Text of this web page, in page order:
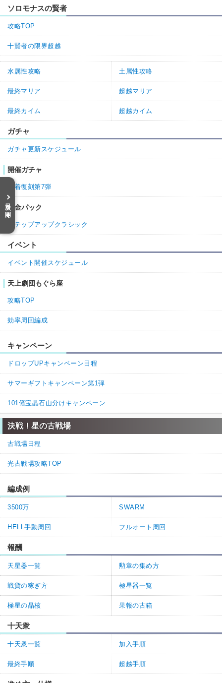
最後に、パラゾニウムはヒット数予兆対策で奥義追撃が有用
である点には変わりなく、今後のマルチボスによっては評価
があがる可能性が充分ありえる武器だと考えています。
今後とも神ゲー攻略をよろしくお願いいたします。
9. 中級者
教えてください。ニ凸パラゾニウムあるのですがヒヒ１個入れるの
はありでしょうか?
0 0
10. グラブル攻略班＠神ゲー攻略
>>9
パラゾニウムは使い道がある武器なので、選択肢の1つとし
てはありです
自分の武器状況次第で入れる価値は変動するので、凸したパ
ラゾがどのバトルや編成に組み込めるかを一度考えてみると
いいかもしれません
例：ハルマル短剣の武器4本達成を短剣で行うなど
以下の闇ダマスカス記事も凸判断の参考にして頂ければと思
6%E3%83%AB/%E3%82%A2%E3%82%A4%E3%83%86%E
3%83%A0/%E3%83%AC%E3%82%A2%E3%82%A2%E3%8
E%E3%82%B9%E3%82%AB%E3%82%B9%E9%97%87.ht
返信
7. 名無しさん
最適解ケル銃2本はソロソロ消した方が良さそうです
返信(1)
8. グラブル攻略班＠神ゲー攻略
>>7
コメントありがとうございます。
該当箇所の修正を行いました。
今後とも神ゲー攻略をよろしくお願いします。
6. グラブル攻略班＠神ゲー攻略 通報
コメントありがとうございます。リンク先を修正しました。
関連記事の「ダマスカスを使うべき武器 闇属性」 のリンクがグ
ラフェスになってます
返信(0) 0
目次を開く
ソロモナスの賢者
攻略TOP
十賢者の限界超越
水属性攻略 土属性攻略
最終マリア 超越マリア
最終カイム 超越カイム
ガチャ
ガチャ更新スケジュール
開催ガチャ
水着復刻第7弾
課金パック
ステップアップクラシック
イベント
イベント開催スケジュール
天上劇団もぐら座
攻略TOP
効率周回編成
キャンペーン
ドロップUPキャンペーン日程
サマーギフトキャンペーン第1弾
101億宝晶石山分けキャンペーン
決戦！星の古戦場
古戦場日程
光古戦場攻略TOP
編成例
3500万 SWARM
HELL手動周回 フルオート周回
報酬
天星器一覧 勲章の集め方
戦貨の稼ぎ方 極星器一覧
極星の晶核 果報の古箱
十天衆
十天衆一覧 加入手順
最終手順 超越手順